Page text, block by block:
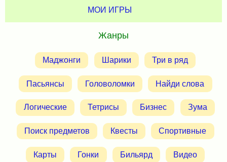
МОИ ИГРЫ
Жанры
Маджонги Шарики Три в ряд
Пасьянсы Головоломки Найди слова
Логические Тетрисы Бизнес Зума
Поиск предметов Квесты Спортивные
Карты Гонки Бильярд Видео